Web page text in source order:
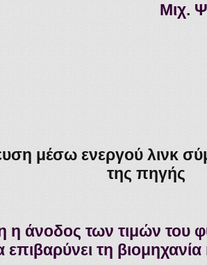
Μιχ.
μέσω ενεργού λινκ
της πηγής
άνοδος των τιμών του
επιβαρύνει τη